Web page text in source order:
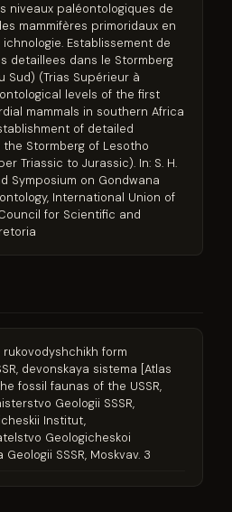
niveaux paléontologiques de
mammifères primoridaux en
Establissement de
detaillees dans le Stormberg
Sud) (Trias Supérieur à
levels of the first
mammals in southern Africa
of detailed
Stormberg of Lesotho
Triassic to Jurassic). In: S. H.
Symposium on Gondwana
International Union of
for Scientific and
rukovodyshchikh form
devonskaya sistema [Atlas
fossil faunas of the USSR,
Geologii SSSR,
Institut,
Geologicheskoi
SSSR, Moskvav. 3